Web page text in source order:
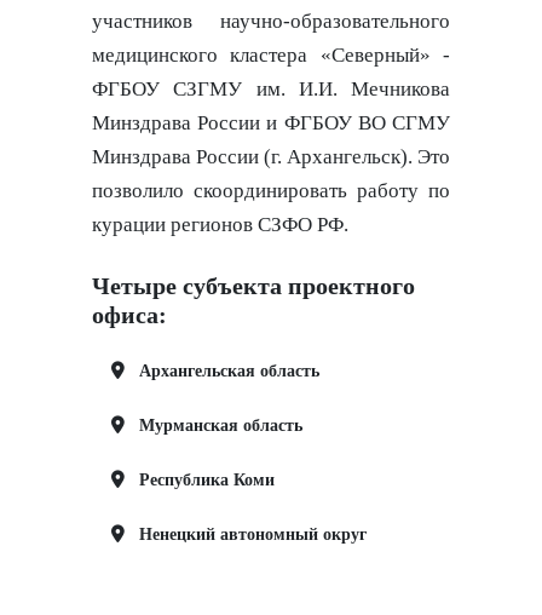
участников научно-образовательного
медицинского кластера «Северный» -
ФГБОУ СЗГМУ им. И.И. Мечникова
Минздрава России и ФГБОУ ВО СГМУ
Минздрава России (г. Архангельск). Это
позволило скоординировать работу по
курации регионов СЗФО РФ.
Четыре субъекта проектного
офиса:
Архангельская область
Мурманская область
Республика Коми
Ненецкий автономный округ